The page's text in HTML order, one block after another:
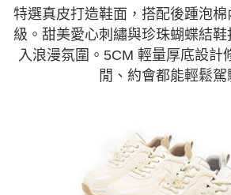
特選真皮打造鞋面，搭配後踵泡
級。甜美愛心刺繡與珍珠蝴蝶結
入浪漫氛圍。5CM 輕量厚底設計
閒、約會都能輕鬆駕